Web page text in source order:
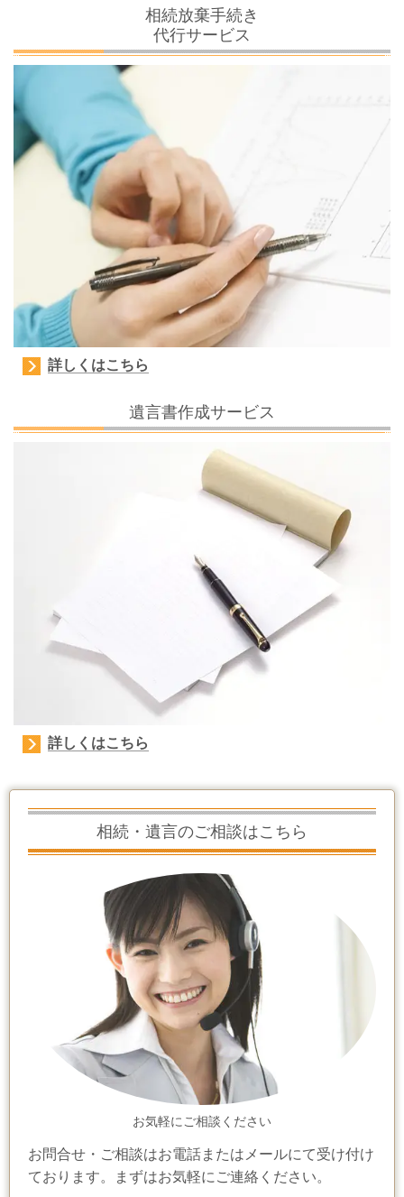
相続放棄手続き
代行サービス
詳しくはこちら
遺言書作成サービス
詳しくはこちら
相続・遺言のご相談はこちら
お気軽にご相談ください
お問合せ・ご相談はお電話またはメールにて受け付け
ております。まずはお気軽にご連絡ください。